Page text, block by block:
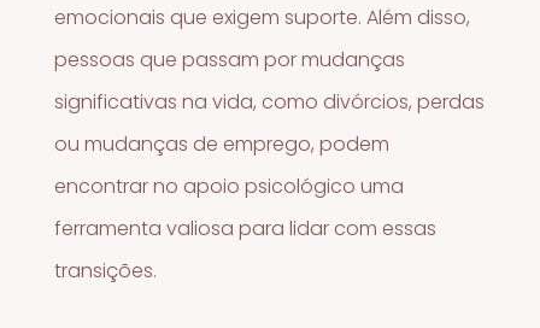
emocionais que exigem suporte. Além disso,
pessoas que passam por mudanças
significativas na vida, como divórcios, perdas
ou mudanças de emprego, podem
encontrar no apoio psicológico uma
ferramenta valiosa para lidar com essas
transições.